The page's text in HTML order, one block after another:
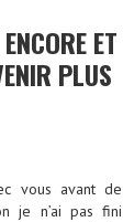
ET
PLUS
vous avant de
je n’ai pas fini